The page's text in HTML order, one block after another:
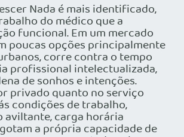
Nada é mais identificado,
do médico que a
funcional. Em um mercado
poucas opções principalmente
corre contra o tempo
profissional intelectualizada,
de sonhos e intenções.
privado quanto no serviço
condições de trabalho,
aviltante, carga horária
a própria capacidade de